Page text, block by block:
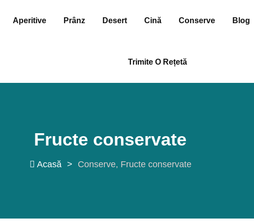
Aperitive Prânz Desert Cină Conserve Blog
Trimite O Rețetă
Fructe conservate
Acasă > Conserve Fructe conservate